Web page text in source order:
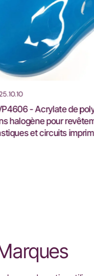
Acrylate de polyester
pour revêtements
et circuits imprimés